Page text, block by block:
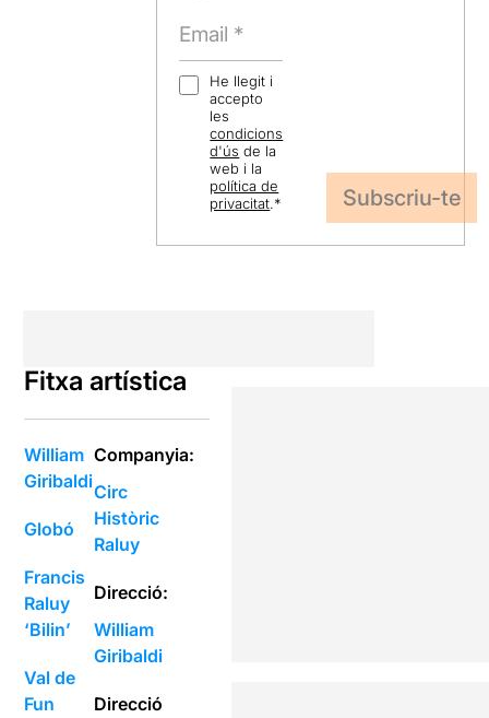
He llegit i
accepto
les
condicions
d'ús de la
web i la
política de
privacitat.*
Fitxa artística
William
Giribaldi
Globó
Francis
Raluy
‘Bilin’
Val de
Fun
Companyia:
Circ
Històric
Raluy
Direcció:
William
Giribaldi
Direcció